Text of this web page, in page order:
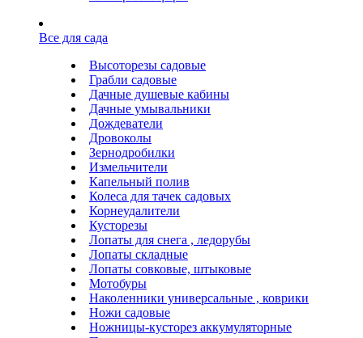
Все для сада
Высоторезы садовые
Грабли садовые
Дачные душевые кабины
Дачные умывальники
Дождеватели
Дровоколы
Зернодробилки
Измельчители
Капельный полив
Колеса для тачек садовых
Корнеудалители
Кусторезы
Лопаты для снега , ледорубы
Лопаты складные
Лопаты совковые, штыковые
Мотобуры
Наколенники универсальные , коврики
Ножи садовые
Ножницы-кусторез аккумуляторные